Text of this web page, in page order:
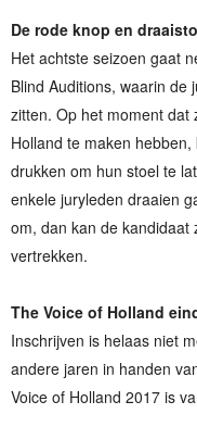
De rode knop en
Het achtste seizoen gaat
Blind Auditions, waarin de
zitten. Op het moment dat
Holland te maken
drukken om hun stoel te
enkele juryleden draaien
om, dan kan de kandidaat
vertrekken.
The Voice of Holland
Inschrijven is helaas niet
andere jaren in handen
Voice of Holland 2017 is